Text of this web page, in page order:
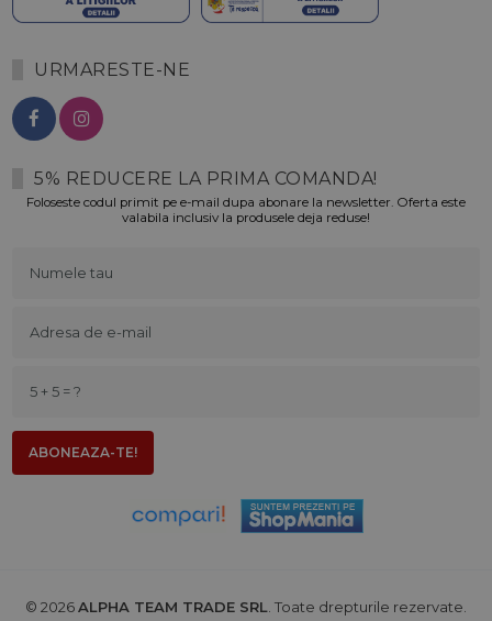
URMARESTE-NE
5% REDUCERE LA PRIMA COMANDA!
Foloseste codul primit pe e-mail dupa abonare la newsletter. Oferta este
valabila inclusiv la produsele deja reduse!
© 2026ALPHA TEAM TRADE SRL . Toate drepturile rezervate.